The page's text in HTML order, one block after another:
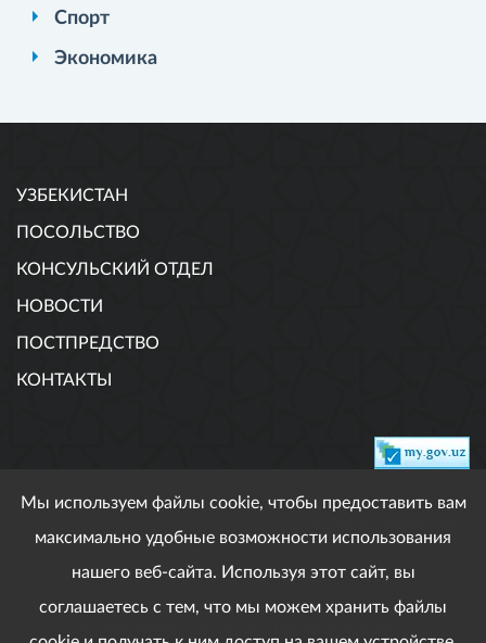
Спорт
Экономика
УЗБЕКИСТАН
ПОСОЛЬСТВО
КОНСУЛЬСКИЙ ОТДЕЛ
НОВОСТИ
ПОСТПРЕДСТВО
КОНТАКТЫ
При использовании опубликованных материалов
Мы используем файлы cookie, чтобы предоставить вам
максимально удобные возможности использования
нашего веб-сайта. Используя этот сайт, вы
соглашаетесь с тем, что мы можем хранить файлы